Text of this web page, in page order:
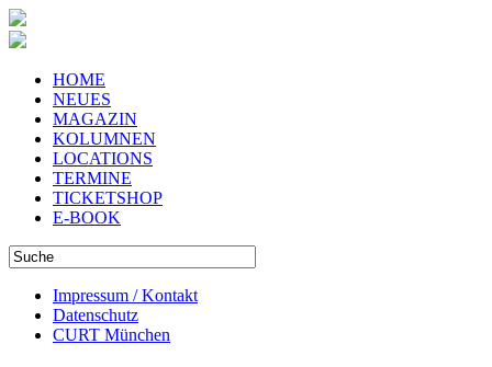
HOME
NEUES
MAGAZIN
KOLUMNEN
LOCATIONS
TERMINE
TICKETSHOP
E-BOOK
Impressum / Kontakt
Datenschutz
CURT München